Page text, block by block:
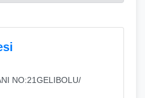
NO:21GELIBOLU/